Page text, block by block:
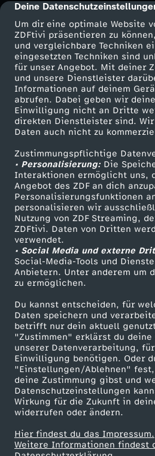
cmp-dialog-description
Deine
Um dir eine optimale Website
ZDFtivi präsentieren zu
und vergleichbare Techniken
eingesetzten Techniken sind
für unser Angebot. Mit deiner
und unsere Dienstleister
Informationen auf deinem
abrufen. Dabei geben wir
Einwilligung nicht an Dritte
direkten Dienstleister sind.
Daten auch nicht zu
Zustimmungspflichtige
• Personalisierung:Die
Interaktionen ermöglicht uns,
Angebot des ZDF an dich
Personalisierungsfunktionen
personalisieren wir
Nutzung von ZDF Streaming,
ZDFtivi. Daten von Dritten
verwendet.
• Social Media und externe
Social-Media-Tools und
Anbietern. Unter anderem um
zu ermöglichen.
Du kannst entscheiden, für
Daten speichern und
betrifft nur dein aktuell
"Zustimmen" erklärst du deine
unserer Datenverarbeitung,
Einwilligung benötigen. Oder
"Einstellungen/Ablehnen"
deine Zustimmung gibst und
Datenschutzeinstellungen
Wirkung für die Zukunft in
widerrufen oder ändern.
Hier findest du das Impressum.
Weitere Informationen findest
G
e
h
e
i
m
a
k
t
i
o
n
i
m
G
Mehr ZDF
ZDF-Apps
Smart TV
ZDFtext
Livestreams
Sendungen A-Z
TV-Programm
ZDF Unternehmen
Karriere
ZDF goes Schule
Werbefernsehen
Mainzelmännchen
Partner